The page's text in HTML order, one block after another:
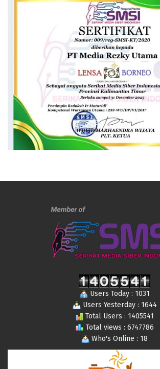
Users Today : 1031
Users Yesterday : 1644
Total Users : 1405541
Total views : 6747786
Who's Online : 18